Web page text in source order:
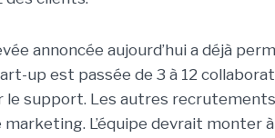
annoncée aujourd’hui a déjà
up est passée de 3 à 12
le support. Les autres
L’équipe devrait monter à